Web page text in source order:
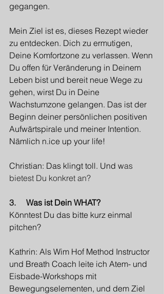
gegangen.
Mein Ziel ist es, dieses Rezept wieder
zu entdecken. Dich zu ermutigen,
Deine Komfortzone zu verlassen. Wenn
Du offen für Veränderung in Deinem
Leben bist und bereit neue Wege zu
gehen, wirst Du in Deine
Wachstumzone gelangen. Das ist der
Beginn deiner persönlichen positiven
Aufwärtspirale und meiner Intention.
Nämlich n.ice up your life!
Christian: Das klingt toll. Und was
bietest Du konkret an?
3. Was ist Dein WHAT?
Könntest Du das bitte kurz einmal
pitchen?
Kathrin: Als Wim Hof Method Instructor
und Breath Coach leite ich Atem- und
Eisbade-Workshops mit
Bewegungselementen, und dem Ziel